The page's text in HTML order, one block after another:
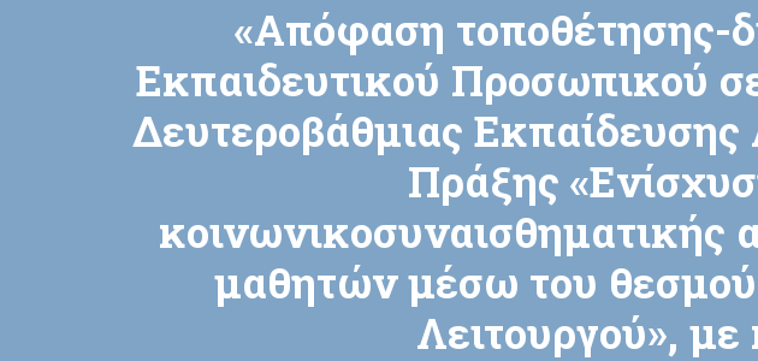
«Απόφαση τοποθέτησης-
Εκπαιδευτικού Προσωπικού
Δευτεροβάθμιας Εκπαίδευσης
Πράξης
κοινωνικοσυναισθηματικής
μαθητών μέσω του
Λειτουργού»,